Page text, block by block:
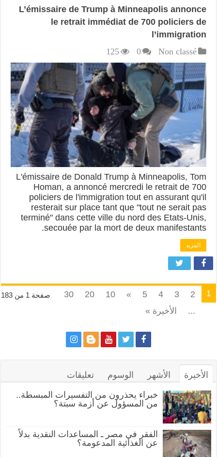
L’émissaire de Trump à Minneapolis annonce
le retrait immédiat de 700 policiers de
l’immigration
Non classé
0
125
L'émissaire de Donald Trump à Minneapolis, Tom
Homan, a annoncé mercredi le retrait de 700
policiers de l'immigration tout en assurant qu'il
resterait sur place tant que "tout ne serait pas
terminé" dans cette ville du nord des Etats-Unis,
secouée par la mort de deux manifestants.
المزيد
صفحة 1 من 183 1
2
3
4
5
»
10
20
30
...
الأخيرة »
الأخيرة الأشهر الوسوم تعليقات
خبراء يحذرون من التفسيرات المبسطة..
من المسؤول عن أزمة سبتة؟
الفقر في مصر ـ المساعدات النقدية بدلاً
عن الغذائية المدعومة؟